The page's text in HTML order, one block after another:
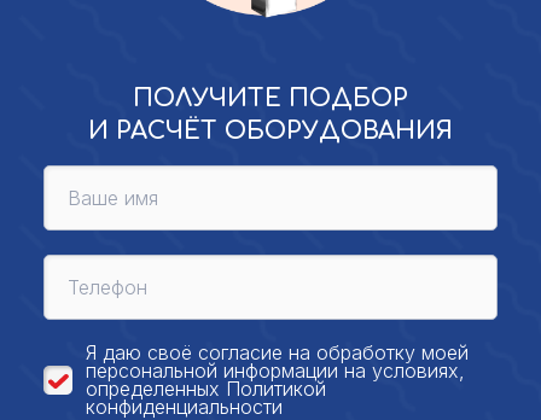
ПОЛУЧИТЕ ПОДБОР
И РАСЧЁТ ОБОРУДОВАНИЯ
Я даю своё согласие на обработку моей
персональной информации на условиях,
определенных Политикой
конфиденциальности